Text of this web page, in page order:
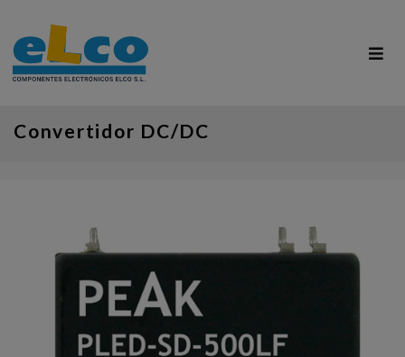
Convertidor DC/DC